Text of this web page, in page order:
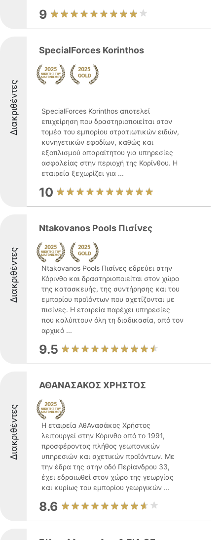
9
Διακριθέντες
SpecialForces Korinthos
SpecialForces Korinthos αποτελεί
επιχείρηση που δραστηριοποιείται στον
τομέα του εμπορίου στρατιωτικών ειδών,
κυνηγετικών εφοδίων, καθώς και
εξοπλισμού απαραίτητου για υπηρεσίες
ασφαλείας στην περιοχή της Κορίνθου. Η
εταιρεία ξεχωρίζει για ...
10
Διακριθέντες
Ntakovanos Pools Πισίνες
Ntakovanos Pools Πισίνες εδρεύει στην
Κόρινθο και δραστηριοποιείται στον χώρο
της κατασκευής, της συντήρησης και του
εμπορίου προϊόντων που σχετίζονται με
πισίνες. Η εταιρεία παρέχει υπηρεσίες
που καλύπτουν όλη τη διαδικασία, από τον
αρχικό ...
9.5
Διακριθέντες
ΑΘΑΝΑΣΑΚΟΣ ΧΡΗΣΤΟΣ
Η εταιρεία ΑθΑνασάκος Χρήστος
λειτουργεί στην Κόρινθο από το 1991,
προσφέροντας πλήθος γεωπονικών
υπηρεσιών και σχετικών προϊόντων. Με
την έδρα της στην οδό Περίανδρου 33,
έχει εδραιωθεί στον χώρο της γεωργίας
και κυρίως του εμπορίου γεωργικών ...
8.6